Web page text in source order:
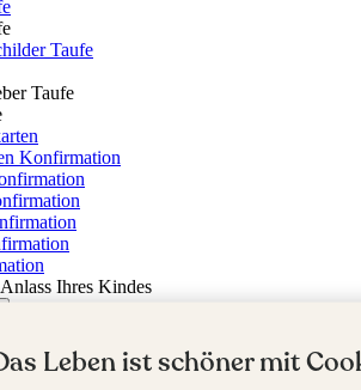
Taufe
Taufe
Konfirmation
Ihres Kindes
Firmung
Leben ist schöner mit